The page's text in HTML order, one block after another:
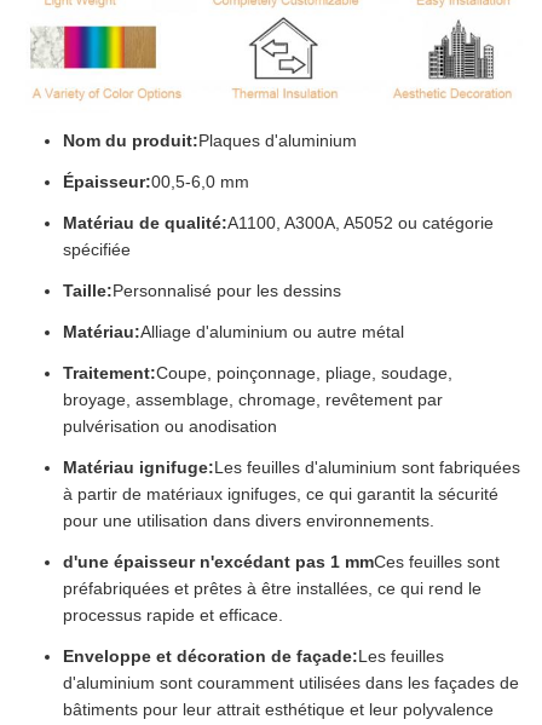
Nom du produit:Plaques d'aluminium
Épaisseur:00,5-6,0 mm
Matériau de qualité:A1100, A300A, A5052 ou catégorie
spécifiée
Taille:Personnalisé pour les dessins
Matériau:Alliage d'aluminium ou autre métal
Traitement:Coupe, poinçonnage, pliage, soudage,
broyage, assemblage, chromage, revêtement par
pulvérisation ou anodisation
Matériau ignifuge:Les feuilles d'aluminium sont fabriquées
à partir de matériaux ignifuges, ce qui garantit la sécurité
pour une utilisation dans divers environnements.
d'une épaisseur n'excédant pas 1 mmCes feuilles sont
préfabriquées et prêtes à être installées, ce qui rend le
processus rapide et efficace.
Enveloppe et décoration de façade:Les feuilles
d'aluminium sont couramment utilisées dans les façades de
bâtiments pour leur attrait esthétique et leur polyvalence